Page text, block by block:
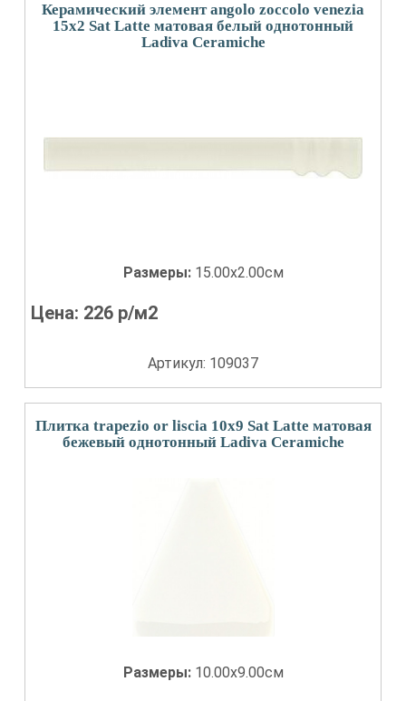
Керамический элемент angolo zoccolo venezia
15x2 Sat Latte матовая белый однотонный
Ladiva Сeramiche
Размеры: 15.00x2.00см
Цена: 226 р/м2
Артикул: 109037
Плитка trapezio or liscia 10x9 Sat Latte матовая
бежевый однотонный Ladiva Сeramiche
Размеры: 10.00x9.00см